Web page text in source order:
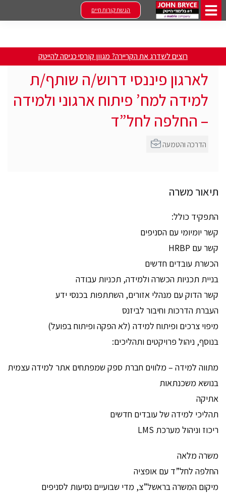
הגשת קורות חיים
רוצים לשדרג את הקריירה? מגוון קורסי כניסה להייטק
לארגון פיננסי דרוש/ה שותף/ת
למידה למח’ פיתוח ארגוני ולמידה
– החלפה לחל”ד
תיאור משרה
התפקיד כולל:
קשר יומיומי עם הסניפים
קשר עם HRBP
הכשרת עובדים חדשים
בניית תכניות הכשרה ולמידה, תכניות עבודה
קשר הדוק עם מנהלי אזורים, השתתפות בכנסי ידע
העברת הדרכות וחיבור לביזנס
מיפוי צרכים ופיתוח למידה (לא הפקה ופיתוח בפועל)
בנוסף, ניהול פרויקטים ותהליכים:
מתווה למידה – מלווים חברת ספק שמפתחים אתר למידה עצמית
בנושא משכנתאות
אתיקה
תהליכי למידה של עובדים חדשים
ריכוז וניהול מערכת LMS
משרה מלאה
החלפה לחל”ד עם אופציה
מיקום המשרה בראשל”צ, מדי שבועיים נסיעות לסניפים